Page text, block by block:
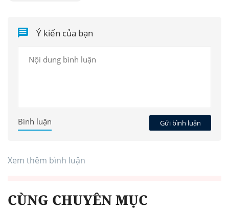
Ý kiến của bạn
Gửi bình luận
Bình luận
Xem thêm bình luận
CÙNG CHUYÊN MỤC